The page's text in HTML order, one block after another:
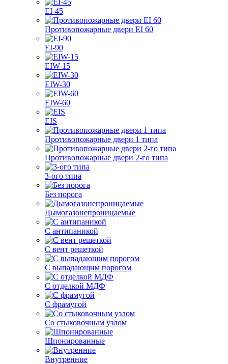
EI-45
Противопожарные двери EI 60
EI-90
EIW-15
EIW-30
EIW-60
EIS
Противопожарные двери 1 типа
Противопожарные двери 2-го типа
3-ого типа
Без порога
Дымогазонепроницаемые
С антипаникой
С вент решеткой
С выпадающим порогом
С отделкой МДФ
С фрамугой
Со стыковочным узлом
Шпонированные
Внутренние